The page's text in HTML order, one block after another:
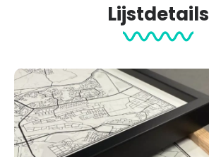
Lijstdetails